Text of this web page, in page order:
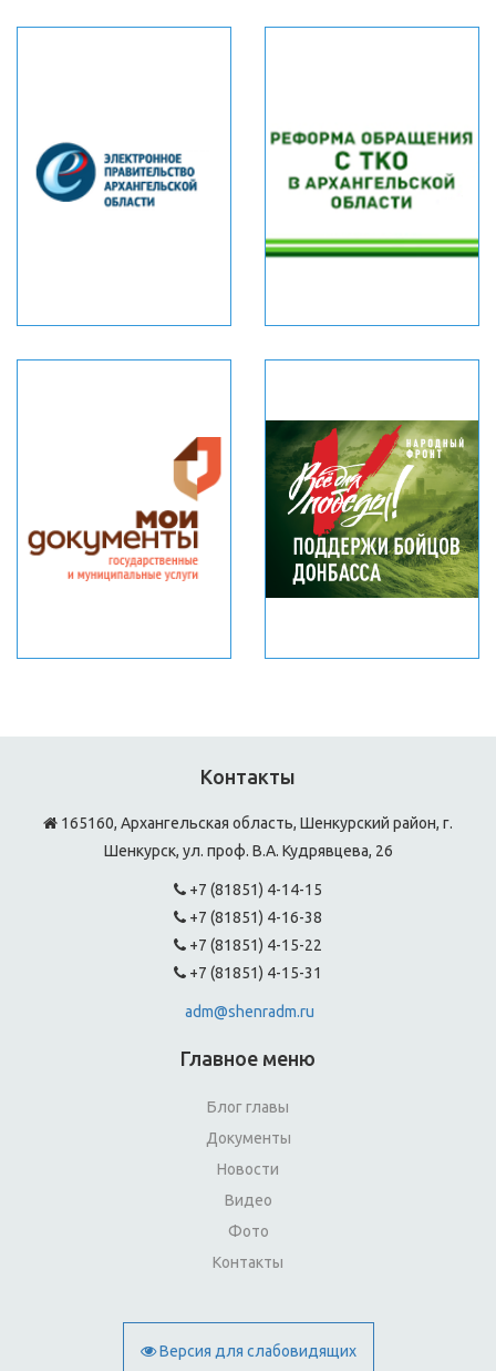
Контакты
165160, Архангельская область, Шенкурский район, г.
Шенкурск, ул. проф. В.А. Кудрявцева, 26
+7 (81851) 4-14-15
+7 (81851) 4-16-38
+7 (81851) 4-15-22
+7 (81851) 4-15-31
adm@shenradm.ru
Главное меню
Блог главы
Документы
Новости
Видео
Фото
Контакты
Версия для слабовидящих